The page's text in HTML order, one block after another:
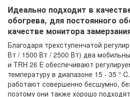
Идеально подходит в
обогрева, для постоянного
качестве монитора
Благодаря трехступенчатой
Вт / 1500 Вт / 2500 Вт) два
и TRH 26 E обеспечивают
температуру в диапазоне 15 - 35 °
работают совершенно бесшумно,
поэтому они также хорошо